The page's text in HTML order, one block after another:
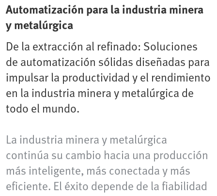
Automatización para la industria minera
y metalúrgica
De la extracción al refinado: Soluciones
de automatización sólidas diseñadas para
impulsar la productividad y el rendimiento
en la industria minera y metalúrgica de
todo el mundo.
La industria minera y metalúrgica
continúa su cambio hacia una producción
más inteligente, más conectada y más
eficiente. El éxito depende de la fiabilidad